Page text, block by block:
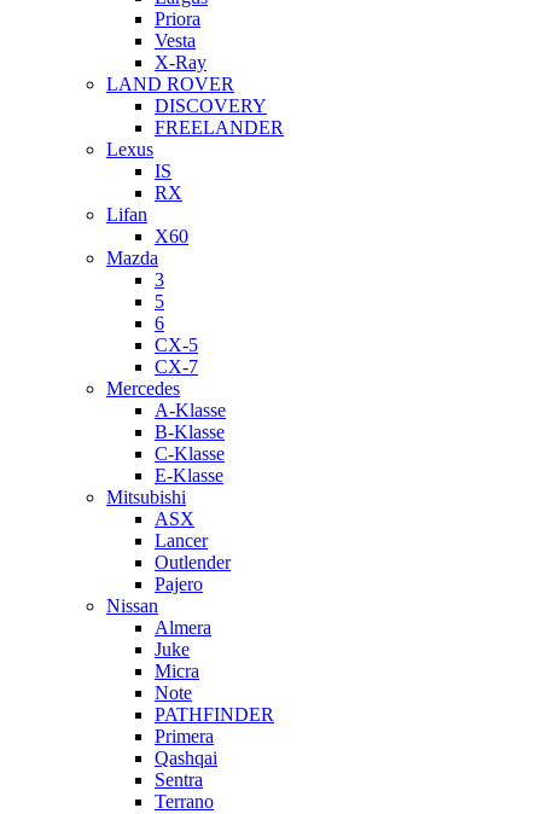
Priora
Vesta
X-Ray
LAND ROVER
DISCOVERY
FREELANDER
Lexus
IS
RX
Lifan
X60
Mazda
3
5
6
CX-5
CX-7
Mercedes
A-Klasse
B-Klasse
C-Klasse
E-Klasse
Mitsubishi
ASX
Lancer
Outlender
Pajero
Nissan
Almera
Juke
Micra
Note
PATHFINDER
Primera
Qashqai
Sentra
Terrano